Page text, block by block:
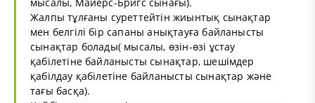
Жалпы тұлғаны суреттейтін жиынтық сынақтар
мен белгілі бір сапаны анықтауға байланысты
сынақтар болады( мысалы, өзін-өзі ұстау
қабілетіне байланысты сынақтар, шешімдер
қабілдау қабілетіне байланысты сынақтар және
тағы басқа).